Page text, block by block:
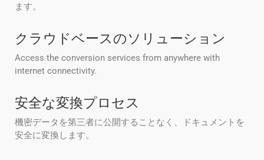
ます。
クラウドベースのソリューション
Access the conversion services from anywhere with
internet connectivity.
安全な変換プロセス
機密データを第三者に公開することなく、ドキュメントを
安全に変換します。